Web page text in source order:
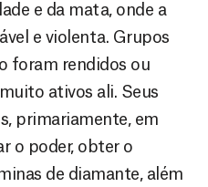
e da mata, onde a
e violenta. Grupos
foram rendidos ou
ativos ali. Seus
primariamente, em
o poder, obter o
de diamante, além